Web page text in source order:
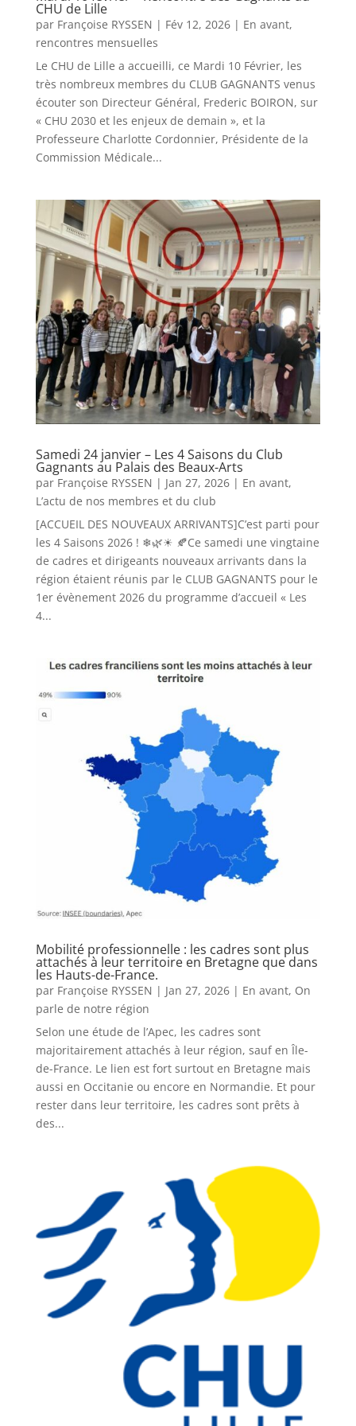
CHU de Lille
par Françoise RYSSEN | Fév 12, 2026| En avant,
rencontres mensuelles
Le CHU de Lille a accueilli, ce Mardi 10 Février, les
très nombreux membres du CLUB GAGNANTS venus
écouter son Directeur Général, Frederic BOIRON, sur
« CHU 2030 et les enjeux de demain », et la
Professeure Charlotte Cordonnier, Présidente de la
Commission Médicale...
Samedi 24 janvier – Les 4 Saisons du Club
Gagnants au Palais des Beaux-Arts
par Françoise RYSSEN | Jan 27, 2026| En avant,
L’actu de nos membres et du club
[ACCUEIL DES NOUVEAUX ARRIVANTS]C’est parti pour
les 4 Saisons 2026 ! ❄🌿☀ 🍂Ce samedi une vingtaine
de cadres et dirigeants nouveaux arrivants dans la
région étaient réunis par le CLUB GAGNANTS pour le
1er évènement 2026 du programme d’accueil « Les
4...
Mobilité professionnelle : les cadres sont plus
attachés à leur territoire en Bretagne que dans
les Hauts-de-France.
par Françoise RYSSEN | Jan 27, 2026| En avant, On
parle de notre région
Selon une étude de l’Apec, les cadres sont
majoritairement attachés à leur région, sauf en Île-
de-France. Le lien est fort surtout en Bretagne mais
aussi en Occitanie ou encore en Normandie. Et pour
rester dans leur territoire, les cadres sont prêts à
des...